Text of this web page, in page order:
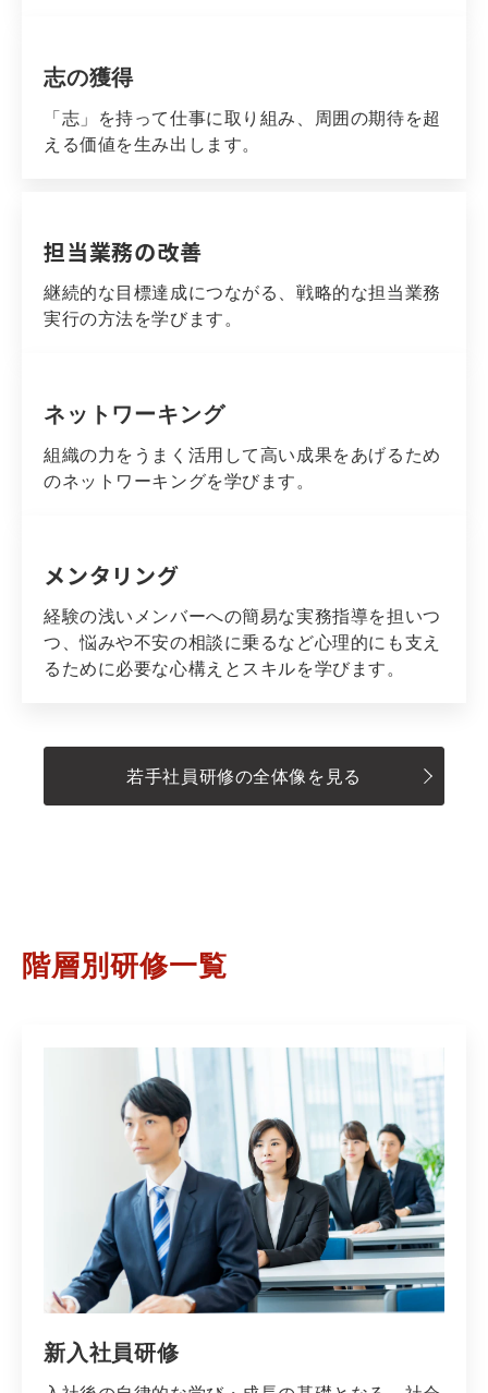
志の獲得
「志」を持って仕事に取り組み、周囲の期待を超
える価値を生み出します。
担当業務の改善
継続的な目標達成につながる、戦略的な担当業務
実行の方法を学びます。
ネットワーキング
組織の力をうまく活用して高い成果をあげるため
のネットワーキングを学びます。
メンタリング
経験の浅いメンバーへの簡易な実務指導を担いつ
つ、悩みや不安の相談に乗るなど心理的にも支え
るために必要な心構えとスキルを学びます。
若手社員研修の全体像を見る
階層別研修一覧
新入社員研修